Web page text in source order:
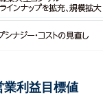
業利益目標値